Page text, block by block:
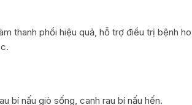
thanh phổi hiệu quả, hỗ trợ điều trị bệnh
bí nấu giò sống, canh rau bí nấu hến.